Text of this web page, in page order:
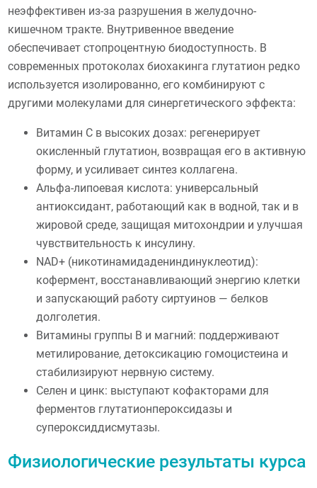
неэффективен из-за разрушения в желудочно-
кишечном тракте. Внутривенное введение
обеспечивает стопроцентную биодоступность. В
современных протоколах биохакинга глутатион редко
используется изолированно, его комбинируют с
другими молекулами для синергетического эффекта:
Витамин С в высоких дозах: регенерирует
окисленный глутатион, возвращая его в активную
форму, и усиливает синтез коллагена.
Альфа-липоевая кислота: универсальный
антиоксидант, работающий как в водной, так и в
жировой среде, защищая митохондрии и улучшая
чувствительность к инсулину.
NAD+ (никотинамидадениндинуклеотид):
кофермент, восстанавливающий энергию клетки
и запускающий работу сиртуинов — белков
долголетия.
Витамины группы В и магний: поддерживают
метилирование, детоксикацию гомоцистеина и
стабилизируют нервную систему.
Селен и цинк: выступают кофакторами для
ферментов глутатионпероксидазы и
супероксиддисмутазы.
Физиологические результаты курса